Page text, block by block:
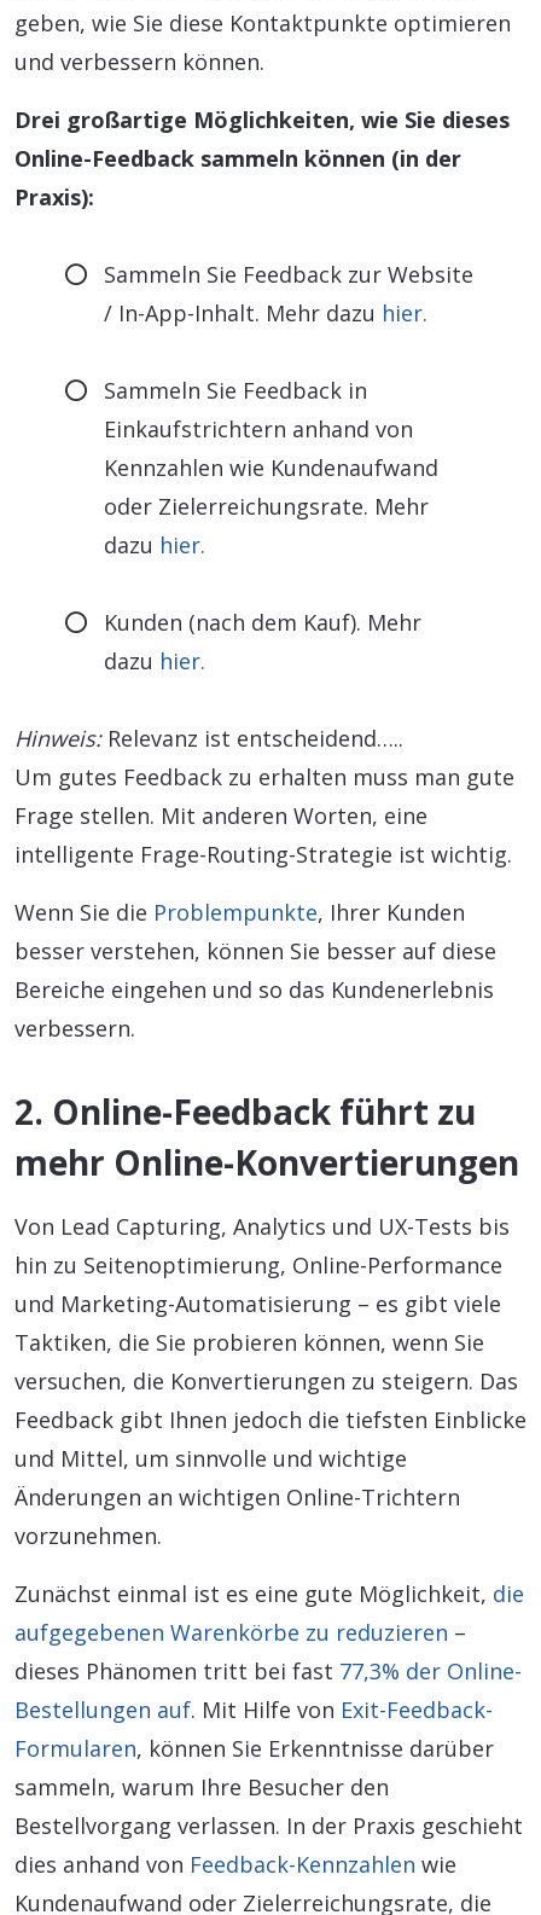
geben, wie Sie diese Kontaktpunkte optimieren
und verbessern können.
Drei großartige Möglichkeiten, wie Sie dieses
Online-Feedback sammeln können (in der
Praxis):
Sammeln Sie Feedback zur Website
/ In-App-Inhalt. Mehr dazu hier.
Sammeln Sie Feedback in
Einkaufstrichtern anhand von
Kennzahlen wie Kundenaufwand
oder Zielerreichungsrate. Mehr
dazu hier.
Kunden (nach dem Kauf). Mehr
dazu hier.
Hinweis:Relevanz ist entscheidend…..
Um gutes Feedback zu erhalten muss man gute
Frage stellen. Mit anderen Worten, eine
intelligente Frage-Routing-Strategie ist wichtig.
Wenn Sie die Problempunkte, Ihrer Kunden
besser verstehen, können Sie besser auf diese
Bereiche eingehen und so das Kundenerlebnis
verbessern.
2. Online-Feedback führt zu
mehr Online-Konvertierungen
Von Lead Capturing, Analytics und UX-Tests bis
hin zu Seitenoptimierung, Online-Performance
und Marketing-Automatisierung – es gibt viele
Taktiken, die Sie probieren können, wenn Sie
versuchen, die Konvertierungen zu steigern. Das
Feedback gibt Ihnen jedoch die tiefsten Einblicke
und Mittel, um sinnvolle und wichtige
Änderungen an wichtigen Online-Trichtern
vorzunehmen.
Zunächst einmal ist es eine gute Möglichkeit, die
aufgegebenen Warenkörbe zu reduzieren –
dieses Phänomen tritt bei fast 77,3% der Online-
Bestellungen auf. Mit Hilfe von Exit-Feedback-
Formularen, können Sie Erkenntnisse darüber
sammeln, warum Ihre Besucher den
Bestellvorgang verlassen. In der Praxis geschieht
dies anhand von Feedback-Kennzahlen wie
Kundenaufwand oder Zielerreichungsrate, die